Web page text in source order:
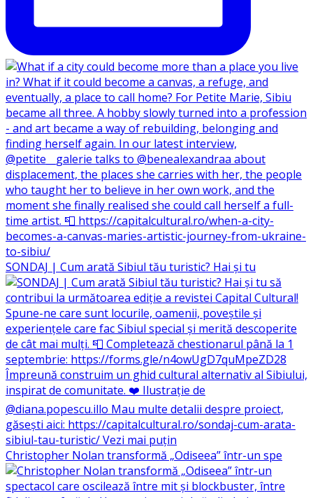
SONDAJ | Cum arată Sibiul tău turistic? Hai și tu
Christopher Nolan transformă „Odiseea” într-un spe